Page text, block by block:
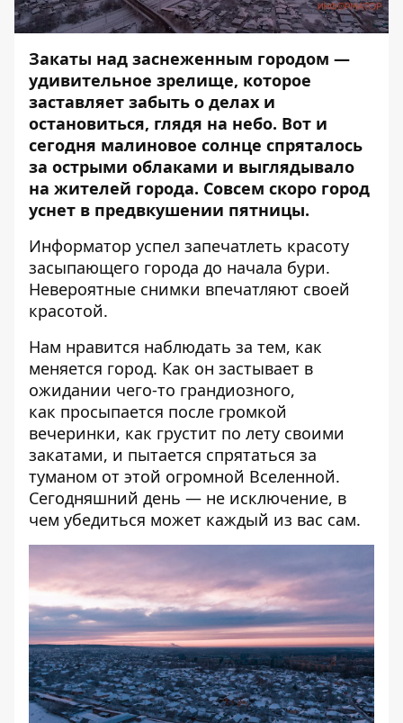
Закаты над заснеженным городом —
удивительное зрелище, которое
заставляет забыть о делах и
остановиться, глядя на небо. Вот и
сегодня малиновое солнце спряталось
за острыми облаками и выглядывало
на жителей города. Совсем скоро город
уснет в предвкушении пятницы.
Информатор успел запечатлеть красоту
засыпающего города до начала бури.
Невероятные снимки впечатляют своей
красотой.
Нам нравится наблюдать за тем, как
меняется город. Как он застывает в
ожидании чего-то грандиозного,
как просыпается после громкой
вечеринки, как грустит по лету своими
закатами, и пытается спрятаться за
туманом от этой огромной Вселенной.
Сегодняшний день — не исключение, в
чем убедиться может каждый из вас сам.